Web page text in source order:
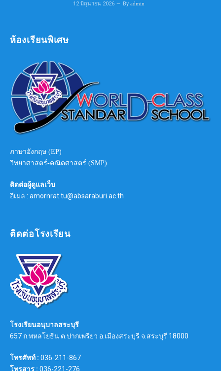
12 มิถุนายน 2026 By admin
ห้องเรียนพิเศษ
ภาษาอังกฤษ (EP)
วิทยาศาสตร์-คณิตศาสตร์ (SMP)
ติดต่อผู้ดูแลเว็บ
อีเมล : amornrat.tu@absaraburi.ac.th
ติดต่อโรงเรียน
โรงเรียนอนุบาลสระบุรี
657 ถ.พหลโยธิน ต.ปากเพรียว อ.เมืองสระบุรี จ.สระบุรี 18000
โทรศัพท์ : 036-211-867
โทรสาร : 036-221-276